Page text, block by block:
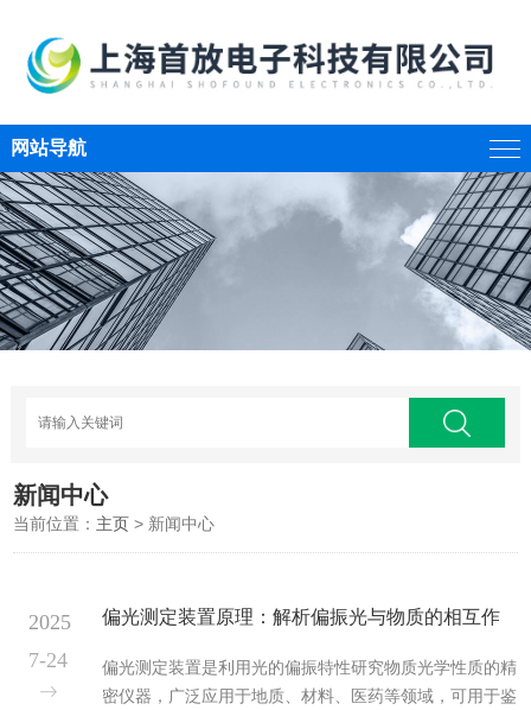
网站导航
新闻中心
当前位置： 主页 > 新闻中心
偏光测定装置原理：解析偏振光与物质的相互作
偏光测定装置是利用光的偏振特性研究物质光学性质的精
密仪器，广泛应用于地质、材料、医药等领域，可用于鉴
2025
7-24